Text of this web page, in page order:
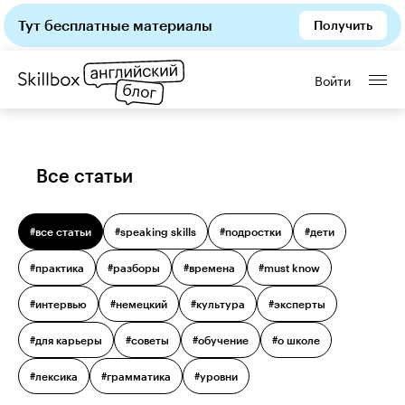
Тут бесплатные материалы Получить
Войти
Все статьи
#все статьи #speaking skills #подростки #дети
#практика #разборы #времена #must know
#интервью #немецкий #культура #эксперты
#для карьеры #советы #обучение #о школе
#лексика #грамматика #уровни